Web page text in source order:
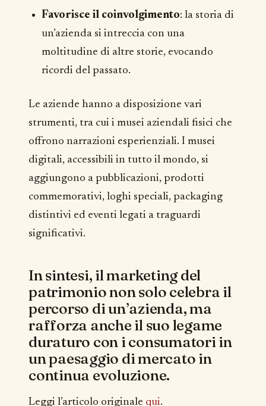
Favorisce il coinvolgimento: la storia di
un’azienda si intreccia con una
moltitudine di altre storie, evocando
ricordi del passato.
Le aziende hanno a disposizione vari
strumenti, tra cui i musei aziendali fisici che
offrono narrazioni esperienziali. I musei
digitali, accessibili in tutto il mondo, si
aggiungono a pubblicazioni, prodotti
commemorativi, loghi speciali, packaging
distintivi ed eventi legati a traguardi
significativi.
In sintesi, il marketing del
patrimonio non solo celebra il
percorso di un’azienda, ma
rafforza anche il suo legame
duraturo con i consumatori in
un paesaggio di mercato in
continua evoluzione.
Leggi l’articolo originale qui.